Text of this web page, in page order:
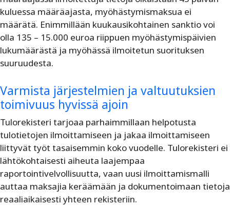
kuluessa määräajasta, myöhästymismaksua ei
määrätä. Enimmillään kuukausikohtainen sanktio voi
olla 135 – 15.000 euroa riippuen myöhästymispäivien
lukumäärästä ja myöhässä ilmoitetun suorituksen
suuruudesta.
Varmista järjestelmien ja valtuutuksien
toimivuus hyvissä ajoin
Tulorekisteri tarjoaa parhaimmillaan helpotusta
tulotietojen ilmoittamiseen ja jakaa ilmoittamiseen
liittyvät työt tasaisemmin koko vuodelle. Tulorekisteri ei
lähtökohtaisesti aiheuta laajempaa
raportointivelvollisuutta, vaan uusi ilmoittamismalli
auttaa maksajia keräämään ja dokumentoimaan tietoja
reaaliaikaisesti yhteen rekisteriin.